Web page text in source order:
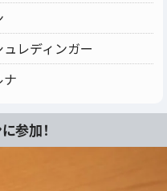
レディンガー
参加！